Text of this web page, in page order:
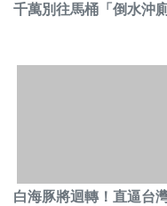
千萬別往馬桶「倒水沖
白海豚將迴轉！直逼台